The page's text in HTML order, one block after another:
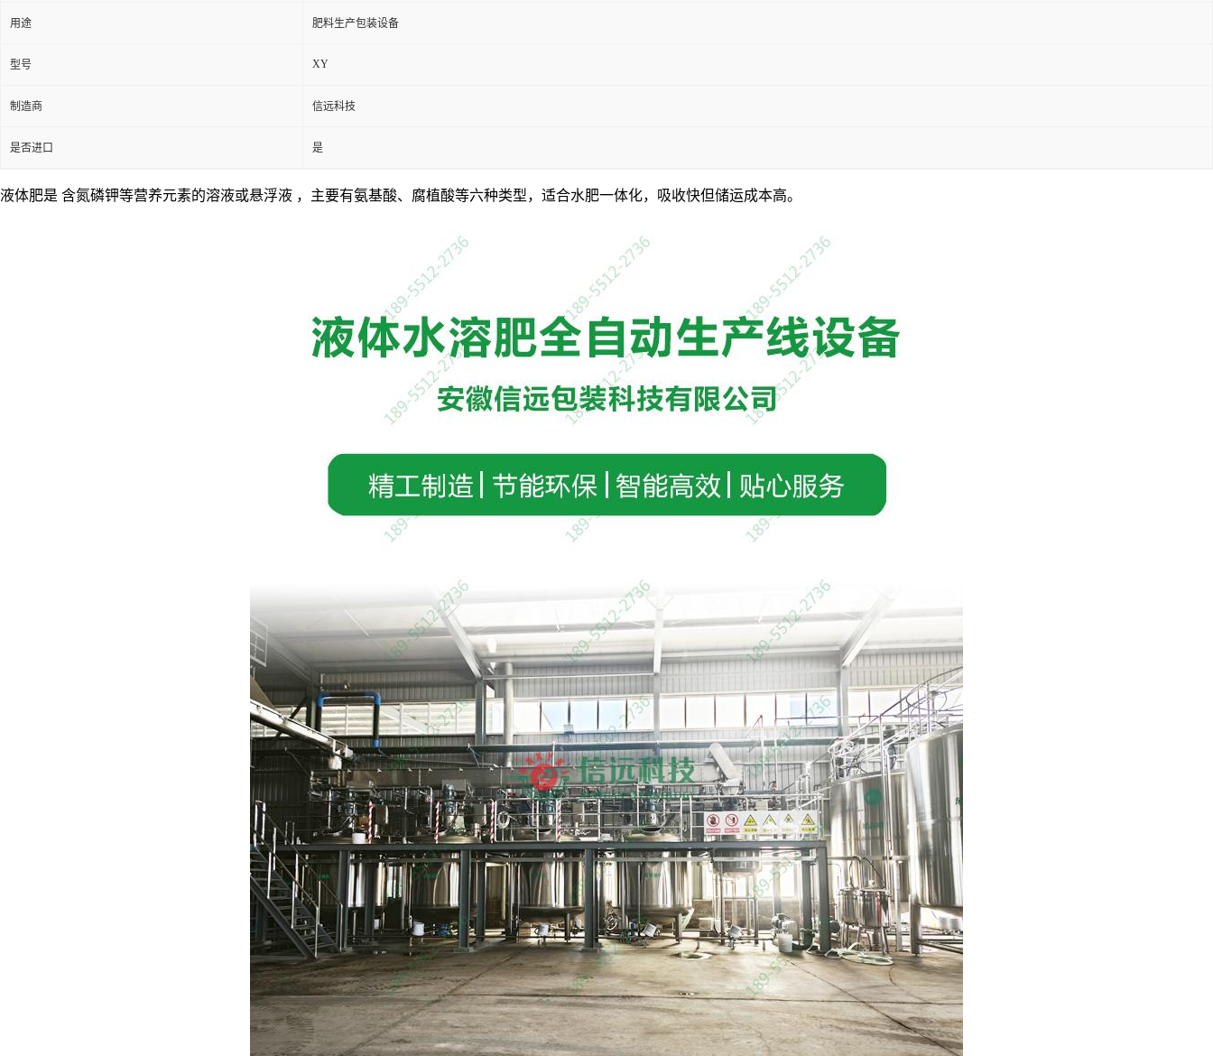
用途 肥料生产包装设备
型号 XY
制造商 信远科技
是否进口 是
液体肥是 含氮磷钾等营养元素的溶液或悬浮液 ，主要有氨基酸、 腐植酸等六种类型，适合水肥一体化，吸收快但储运成本高。